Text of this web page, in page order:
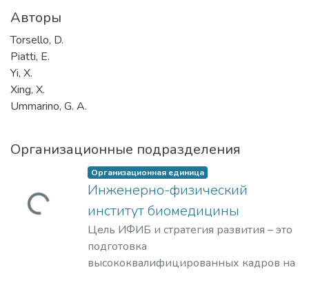
Авторы
Torsello, D.
Piatti, E.
Yi, X.
Xing, X.
Ummarino, G. A.
Организационные подразделения
Загружается...
Организационная единица
Инженерно-физический
институт биомедицины
Цель ИФИБ и стратегия развития – это
подготовка
высококвалифицированных кадров на